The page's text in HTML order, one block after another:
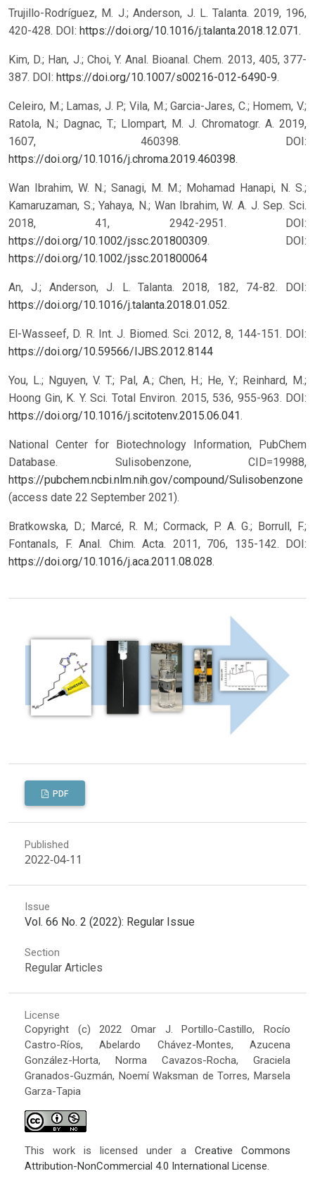
Trujillo-Rodríguez, M. J.; Anderson, J. L. Talanta. 2019, 196,
420-428. DOI: https://doi.org/10.1016/j.talanta.2018.12.071.
Kim, D.; Han, J.; Choi, Y. Anal. Bioanal. Chem. 2013, 405, 377-
387. DOI: https://doi.org/10.1007/s00216-012-6490-9.
Celeiro, M.; Lamas, J. P.; Vila, M.; Garcia-Jares, C.; Homem, V.;
Ratola, N.; Dagnac, T.; Llompart, M. J. Chromatogr. A. 2019,
1607, 460398. DOI:
https://doi.org/10.1016/j.chroma.2019.460398.
Wan Ibrahim, W. N.; Sanagi, M. M.; Mohamad Hanapi, N. S.;
Kamaruzaman, S.; Yahaya, N.; Wan Ibrahim, W. A. J. Sep. Sci.
2018, 41, 2942-2951. DOI:
https://doi.org/10.1002/jssc.201800309.
DOI:
https://doi.org/10.1002/jssc.201800064
An, J.; Anderson, J. L. Talanta. 2018, 182, 74-82. DOI:
https://doi.org/10.1016/j.talanta.2018.01.052.
El-Wasseef, D. R. Int. J. Biomed. Sci. 2012, 8, 144-151. DOI:
https://doi.org/10.59566/IJBS.2012.8144
You, L.; Nguyen, V. T.; Pal, A.; Chen, H.; He, Y.; Reinhard, M.;
Hoong Gin, K. Y. Sci. Total Environ. 2015, 536, 955-963. DOI:
https://doi.org/10.1016/j.scitotenv.2015.06.041.
National Center for Biotechnology Information, PubChem
Database. Sulisobenzone, CID=19988,
https://pubchem.ncbi.nlm.nih.gov/compound/Sulisobenzone
(access date 22 September 2021).
Bratkowska, D.; Marcé, R. M.; Cormack, P. A. G.; Borrull, F.;
Fontanals, F. Anal. Chim. Acta. 2011, 706, 135-142. DOI:
https://doi.org/10.1016/j.aca.2011.08.028.
PDF
Published
2022-04-11
Issue
Vol. 66 No. 2 (2022): Regular Issue
Section
Regular Articles
License
Copyright (c) 2022 Omar J. Portillo-Castillo, Rocío
Castro-Ríos, Abelardo Chávez-Montes, Azucena
González-Horta, Norma Cavazos-Rocha, Graciela
Granados-Guzmán, Noemí Waksman de Torres, Marsela
Garza-Tapia
This work is licensed under aCreative Commons
Attribution-NonCommercial 4.0 International License.